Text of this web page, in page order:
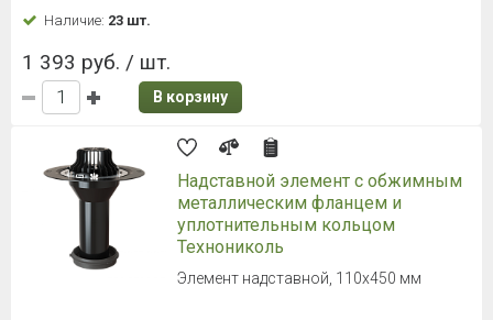
Наличие: 23 шт.
1 393 руб. / шт.
В корзину
Надставной элемент с обжимным
металлическим фланцем и
уплотнительным кольцом
Технониколь
Элемент надставной, 110х450 мм